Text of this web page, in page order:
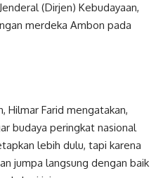
(Dirjen) Kebudayaan,
merdeka Ambon pada
Hilmar Farid mengatakan,
budaya peringkat nasional
lebih dulu, tapi karena
jumpa langsung dengan baik